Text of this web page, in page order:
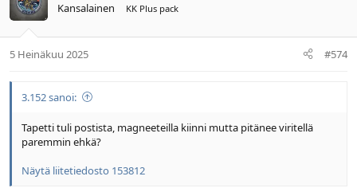
Kansalainen KK Plus pack
5 Heinäkuu 2025 #574
3.152 sanoi:
Tapetti tuli postista, magneeteilla kiinni mutta pitänee viritellä
paremmin ehkä?
Näytä liitetiedosto 153812